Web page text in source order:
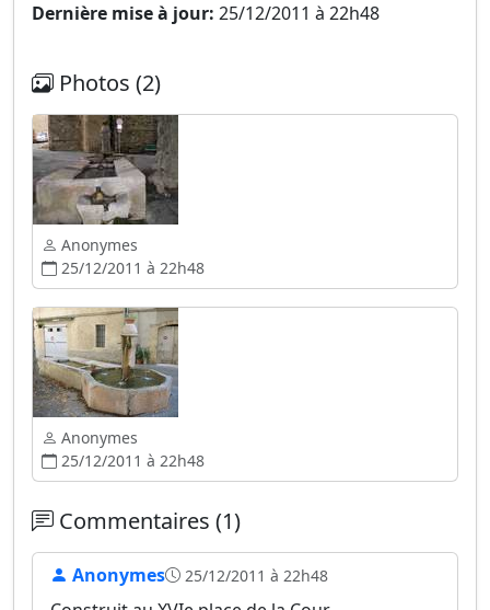
Dernière mise à jour: 25/12/2011 à 22h48
Photos (2)
Anonymes
25/12/2011 à 22h48
Anonymes
25/12/2011 à 22h48
Commentaires (1)
Anonymes 25/12/2011 à 22h48